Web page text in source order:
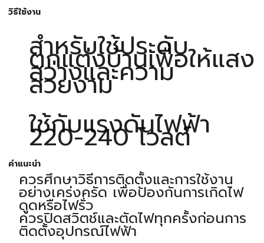
วิธีใช้งาน
สำหรับใช้ประดับ
ตกแต่งบ้านเพื่อให้แสง
สว่างและความ
สวยงาม
ใช้กับแรงดันไฟฟ้า
220-240 โวลต์
คำแนะนำ
ควรศึกษาวิธีการติดตั้งและการใช้งาน
อย่างเคร่งครัด เพื่อป้องกันการเกิดไฟ
ดูดหรือไฟรั่ว
ควรปิดสวิตช์และตัดไฟทุกครั้งก่อนการ
ติดตั้งอุปกรณ์ไฟฟ้า